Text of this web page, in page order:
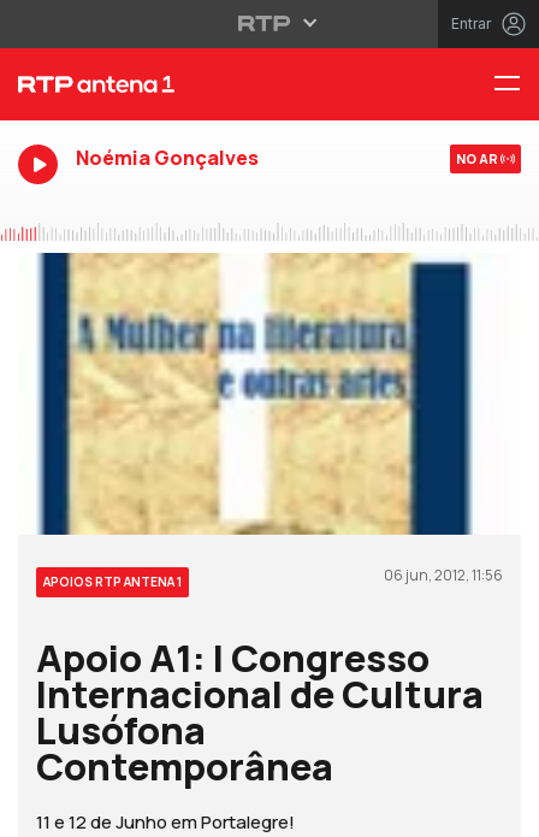
Entrar
Noémia Gonçalves NO AR
APOIOS RTP ANTENA 1 06 jun, 2012, 11:56
Apoio A1: I Congresso
Internacional de Cultura
Lusófona
Contemporânea
11 e 12 de Junho em Portalegre!